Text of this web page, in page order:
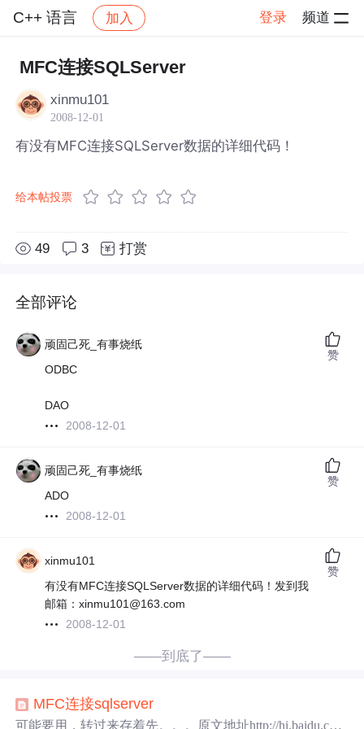
C++ 语言 加入 登录 频道
社区 C++ 语言
MFC连接SQLServer
xinmu101
2008-12-01
有没有MFC连接SQLServer数据的详细代码！
给本帖投票
49 3 打赏
全部评论
顽固己死_有事烧纸
ODBC
DAO
2008-12-01
赞
顽固己死_有事烧纸
ADO
2008-12-01
赞
xinmu101
有没有MFC连接SQLServer数据的详细代码！发到我
邮箱：xinmu101@163.com
2008-12-01
赞
——到底了——
MFC连接sqlserver
可能要用，转过来存着先。。。原文地址http://hi.baidu.co